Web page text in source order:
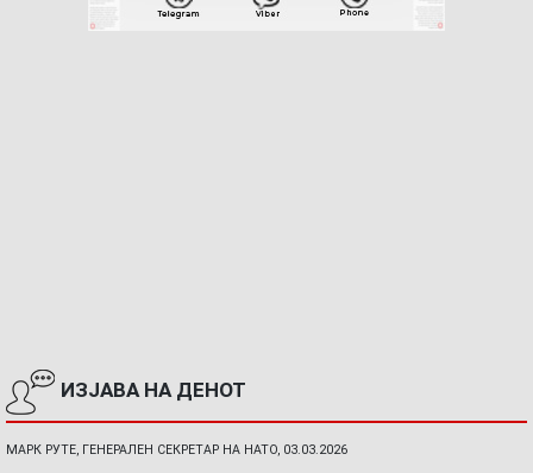
ИЗЈАВА НА ДЕНОТ
МАРК РУТЕ, ГЕНЕРАЛЕН СЕКРЕТАР НА НАТО, 03.03.2026